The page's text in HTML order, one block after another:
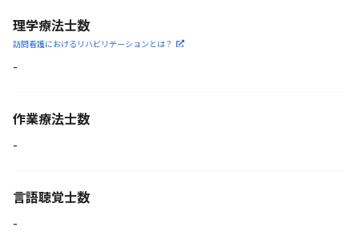
理学療法士数
訪問看護におけるリハビリ テーションとは？
-
作業療法士数
-
言語聴覚士数
-